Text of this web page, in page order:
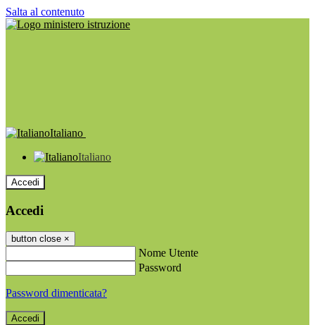
Salta al contenuto
Italiano
Italiano
Accedi
Accedi
button close ×
Nome Utente
Password
Password dimenticata?